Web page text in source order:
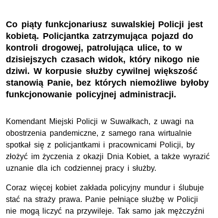
Co piąty funkcjonariusz suwalskiej Policji jest
kobietą. Policjantka zatrzymująca pojazd do
kontroli drogowej, patrolująca ulice, to w
dzisiejszych czasach widok, który nikogo nie
dziwi. W korpusie służby cywilnej większość
stanowią Panie, bez których niemożliwe byłoby
funkcjonowanie policyjnej administracji.
Komendant Miejski Policji w Suwałkach, z uwagi na
obostrzenia pandemiczne, z samego rana wirtualnie
spotkał się z policjantkami i pracownicami Policji, by
złożyć im życzenia z okazji Dnia Kobiet, a także wyrazić
uznanie dla ich codziennej pracy i służby.
Coraz więcej kobiet zakłada policyjny mundur i ślubuje
stać na straży prawa. Panie pełniące służbę w Policji
nie mogą liczyć na przywileje. Tak samo jak mężczyźni